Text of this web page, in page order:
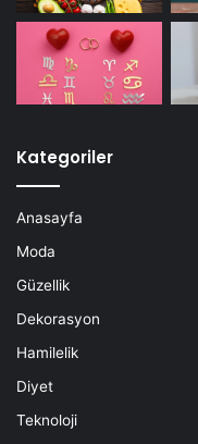
Kategoriler
Anasayfa
Moda
Güzellik
Dekorasyon
Hamilelik
Diyet
Teknoloji